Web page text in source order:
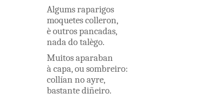
Algumsraparigos
moquetescolleron,
èoutrospancadas,
nadadotalègo.
Muitosaparaban
àcapa,ousombreiro:
collían noayre,
bastantediñeiro.